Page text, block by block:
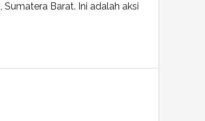
Barat. Ini adalah aksi